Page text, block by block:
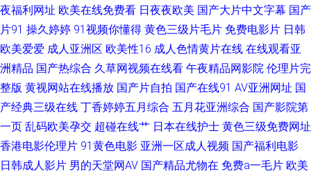
月天亚洲 俺来也123 人人妻人人妻人人草 91老熟女露脸精品 海角社区福利
专区 黑丝袜AV影院 91操人视频 极品影视一区二区三区 91国摸 国产天堂网
1024伦理影院 传媒视频免费在线看 手机福利刺激伦理片 91网站传媒Tv 91
精品老司机 美欧国伦理片14 91色色福利视频 久久女人淫 91九色TS丰满人妖
极品美女内射 影音先锋午夜伦理 无码中文字幕乱 久久大黄视频网站 91视频
夜福利网址 欧美在线免费看 日夜夜欧美 国产大片中文字幕 国产
片91 操久婷婷 91视频你懂得 黄色三级片毛片 免费电影片 日韩
欧美爱爱 成人亚洲区 欧美性16 成人色情黄片在线 在线观看亚
洲精品 国产热综合 久草网视频在线看 午夜精品网影院 伦理片完
整版 黄视网站在线播放 国产片自拍 国产在线91 AV亚洲网址 国
产经典三级在线 丁香婷婷五月综合 五月花亚洲综合 国产影院第
一页 乱码欧美孕交 超碰在线艹 日本在线护士 黄色三级免费网址
香港电影伦理片 91黄色电影 亚洲一区成人视频 国产福利电影
日韩成人影片 男的天堂网AV 国产精品尤物在 免费a一毛片 欧美